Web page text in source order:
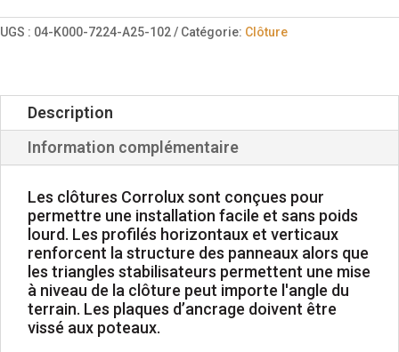
72po
UGS : 04-K000-7224-A25-102 Catégorie: Clôture
Description
Information complémentaire
Les clôtures Corrolux sont conçues pour
permettre une installation facile et sans poids
lourd. Les profilés horizontaux et verticaux
renforcent la structure des panneaux alors que
les triangles stabilisateurs permettent une mise
à niveau de la clôture peut importe l'angle du
terrain. Les plaques d’ancrage doivent être
vissé aux poteaux.